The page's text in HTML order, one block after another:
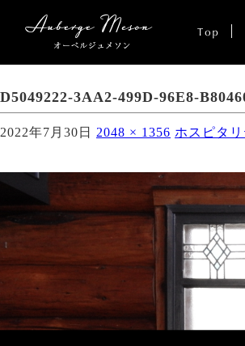
D5049222-3AA2-499D-96E8-
2022年7月30日 2048 × 1356 ホスピタ